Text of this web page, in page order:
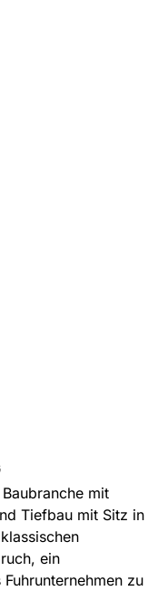
mit
Tiefbau mit Sitz in
ein
zu